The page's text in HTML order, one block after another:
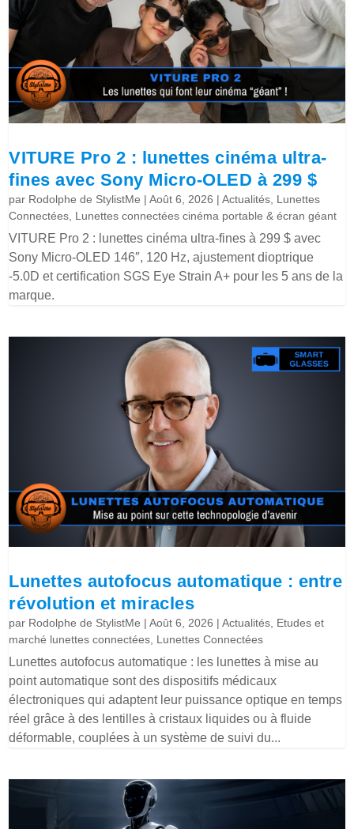
VITURE Pro 2 : lunettes cinéma ultra-
fines avec Sony Micro-OLED à 299 $
par Rodolphe de StylistMe |Août 6, 2026 |Actualités, Lunettes
Connectées, Lunettes connectées cinéma portable & écran géant
VITURE Pro 2 : lunettes cinéma ultra-fines à 299 $ avec
Sony Micro-OLED 146″, 120 Hz, ajustement dioptrique
-5.0D et certification SGS Eye Strain A+ pour les 5 ans de la
marque.
Lunettes autofocus automatique : entre
révolution et miracles
par Rodolphe de StylistMe |Août 6, 2026 |Actualités, Etudes et
marché lunettes connectées, Lunettes Connectées
Lunettes autofocus automatique : les lunettes à mise au
point automatique sont des dispositifs médicaux
électroniques qui adaptent leur puissance optique en temps
réel grâce à des lentilles à cristaux liquides ou à fluide
déformable, couplées à un système de suivi du...